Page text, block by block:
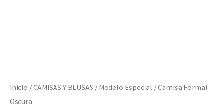
Inicio /CAMISAS Y BLUSAS / Modelo Especial / Camisa Formal
Oscura